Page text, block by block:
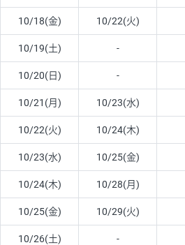
10/18(金) 10/22(火)
10/19(土) -
10/20(日) -
10/21(月) 10/23(水)
10/22(火) 10/24(木)
10/23(水) 10/25(金)
10/24(木) 10/28(月)
10/25(金) 10/29(火)
10/26(土) -